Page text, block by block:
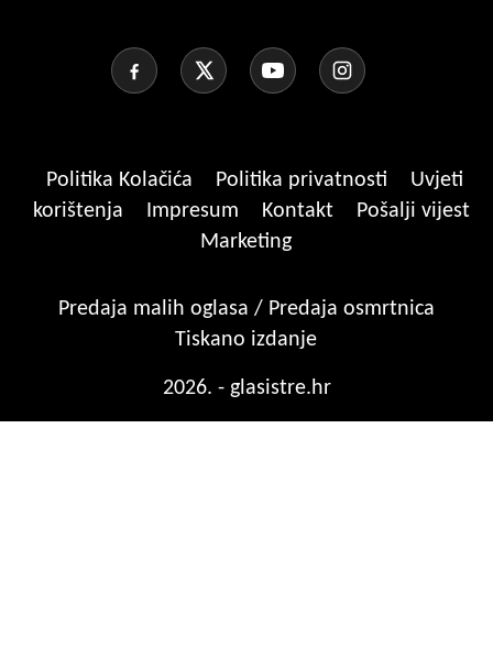
Politika Kolačića Politika privatnosti
Uvjeti
korištenja
Impresum Kontakt
Pošalji vijest
Marketing
Predaja malih oglasa / Predaja osmrtnica
Tiskano izdanje
2026. - glasistre.hr